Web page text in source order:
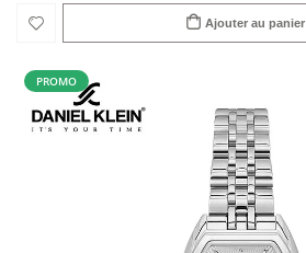
Ajouter au panier
PROMO